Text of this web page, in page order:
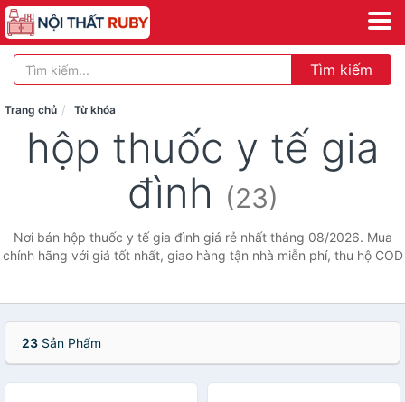
Tìm kiếm
Trang chủ Từ khóa
hộp thuốc y tế gia
đình (23)
Nơi bán hộp thuốc y tế gia đình giá rẻ nhất tháng 08/2026. Mua
chính hãng với giá tốt nhất, giao hàng tận nhà miễn phí, thu hộ COD
23 Sản Phẩm